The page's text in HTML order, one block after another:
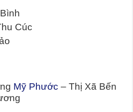
Cúc
Mỹ Phước – Thị Xã Bến